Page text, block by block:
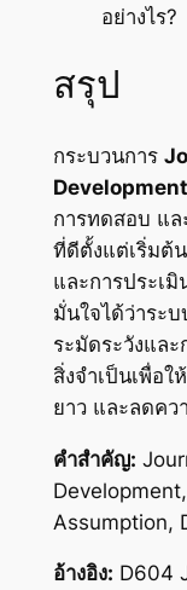
อย่างไร?
สรุป
กระบวนการ
Development
การทดสอบ แล
ที่ดีตั้งแต่เริ่มต้
และการประเ
มั่นใจได้ว่าระ
ระมัดระวังแล
สิ่งจำเป็นเพื่อใ
ยาว และลดคว
คำสำคัญ:
Assumption,
อ้างอิง: D604